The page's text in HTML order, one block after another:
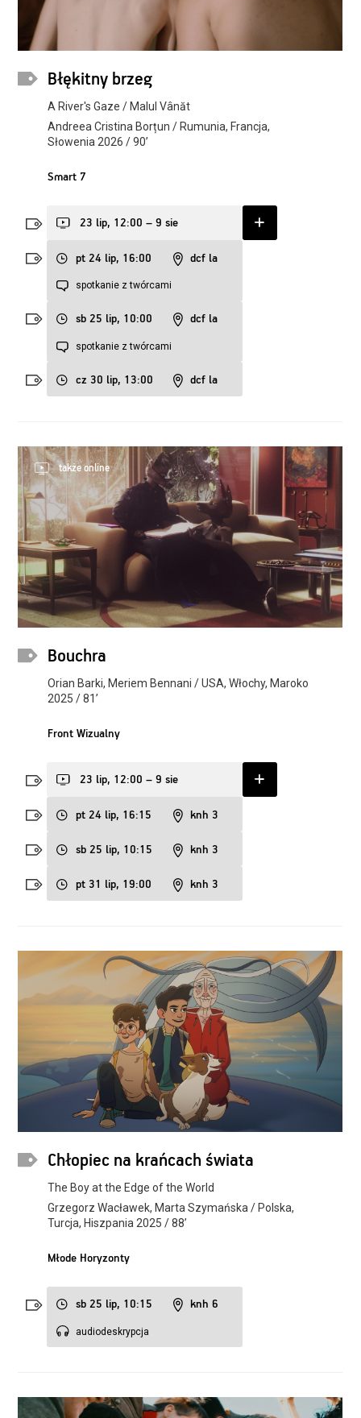
Błękitny brzeg
A River's Gaze / Malul Vânăt
Andreea Cristina Borțun / Rumunia, Francja,
Słowenia 2026 / 90’
Smart 7
pt 24 lip, 16:00 dcf la
spotkanie z twórcami
sb 25 lip, 10:00 dcf la
spotkanie z twórcami
cz 30 lip, 13:00 dcf la
23 lip, 12:00 – 9 sie
także online
Bouchra
Orian Barki, Meriem Bennani / USA, Włochy, Maroko
2025 / 81’
Front Wizualny
pt 24 lip, 16:15 knh 3
sb 25 lip, 10:15 knh 3
pt 31 lip, 19:00 knh 3
23 lip, 12:00 – 9 sie
Chłopiec na krańcach świata
The Boy at the Edge of the World
Grzegorz Wacławek, Marta Szymańska / Polska,
Turcja, Hiszpania 2025 / 88’
Młode Horyzonty
sb 25 lip, 10:15 knh 6
audiodeskrypcja